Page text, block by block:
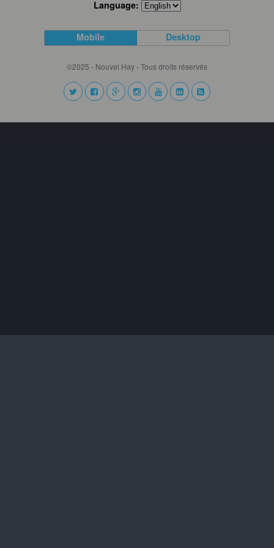
Language:
Mobile Desktop
©2025 - Nouvel Hay - Tous droits réservés